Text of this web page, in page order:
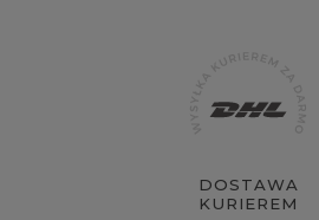
DOSTAWA
KURIEREM